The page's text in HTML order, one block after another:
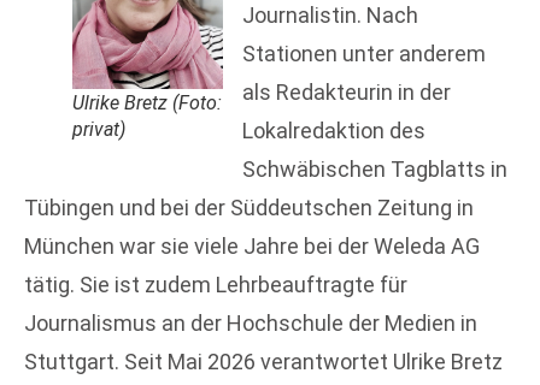
Ulrike Bretz (Foto:
privat)
Journalistin. Nach
Stationen unter anderem
als Redakteurin in der
Lokalredaktion des
Schwäbischen Tagblatts in
Tübingen und bei der Süddeutschen Zeitung in
München war sie viele Jahre bei der Weleda AG
tätig. Sie ist zudem Lehrbeauftragte für
Journalismus an der Hochschule der Medien in
Stuttgart. Seit Mai 2026 verantwortet Ulrike Bretz